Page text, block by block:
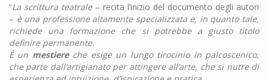
“La scrittura teatrale– recita l’inizio del documento degli autori
– è una professione altamente specializzata e, in quanto tale,
richiede una formazione che si potrebbe a giusto titolo
definire permanente.
È un mestiere che esige un lungo tirocinio in palcoscenico,
che parte dall’artigianato per attingere all’arte, che si nutre di